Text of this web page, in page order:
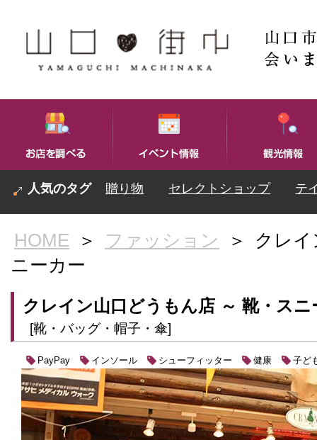
贈り物 セレクトショップ テ
HOME ＞ ファッション ＞
クレ
ニーカー
クレイン山口どうもん店 ～ 靴・スニ
[靴・バッグ・帽子・傘]
PayPay インソール シューフィッター 健康 子ど